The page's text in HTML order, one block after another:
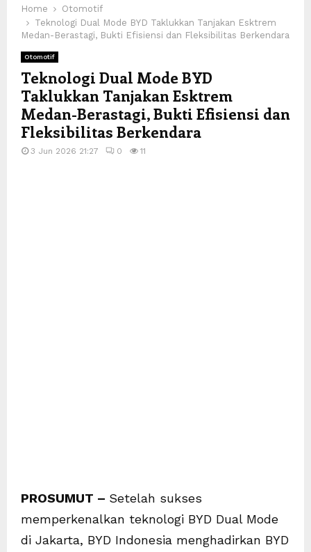
Home
Otomotif
Teknologi Dual Mode BYD Taklukkan Tanjakan Esktrem
Medan-Berastagi, Bukti Efisiensi dan Fleksibilitas Berkendara
Otomotif
Teknologi Dual Mode BYD
Taklukkan Tanjakan Esktrem
Medan-Berastagi, Bukti Efisiensi dan
Fleksibilitas Berkendara
3 Jun 2026 21:27 0 11
PROSUMUT – Setelah sukses
memperkenalkan teknologi BYD Dual Mode
di Jakarta, BYD Indonesia menghadirkan BYD